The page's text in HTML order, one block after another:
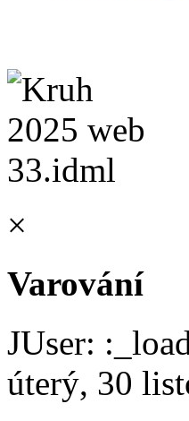
×
Varování
JUser:
úterý, 30